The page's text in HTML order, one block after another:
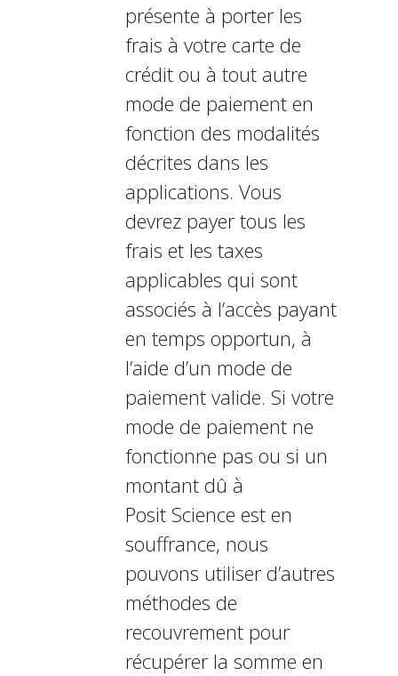
présente à porter les
frais à votre carte de
crédit ou à tout autre
mode de paiement en
fonction des modalités
décrites dans les
applications. Vous
devrez payer tous les
frais et les taxes
applicables qui sont
associés à l’accès payant
en temps opportun, à
l’aide d’un mode de
paiement valide. Si votre
mode de paiement ne
fonctionne pas ou si un
montant dû à
Posit Science est en
souffrance, nous
pouvons utiliser d’autres
méthodes de
recouvrement pour
récupérer la somme en